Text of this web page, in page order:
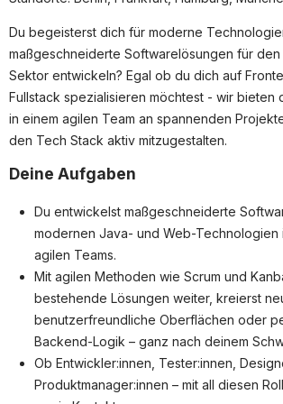
Du begeisterst dich für moderne
maßgeschneiderte Softwarelösungen für den
Sektor entwickeln? Egal ob du dich auf
Fullstack spezialisieren möchtest - wir bieten
in einem agilen Team an spannenden
den Tech Stack aktiv mitzugestalten.
Deine Aufgaben
Du entwickelst maßgeschneiderte
modernen Java- und Web-Technologien
agilen Teams.
Mit agilen Methoden wie Scrum und
bestehende Lösungen weiter, kreierst
benutzerfreundliche Oberflächen oder
Backend-Logik – ganz nach deinem
Ob Entwickler:innen, Tester:innen,
Produktmanager:innen – mit all diesen
Systemstatus
Jobs
Jobkategorien
Berufsfelder
Für Unternehmen
Kandidaten finden